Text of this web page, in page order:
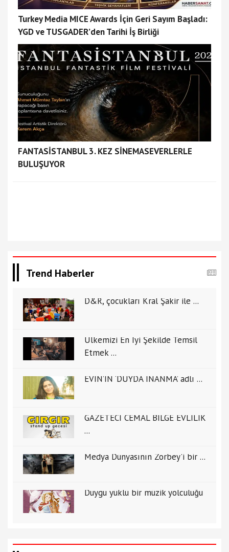
Turkey Media MICE Awards İçin Geri Sayım Başladı:
YGD ve TUSGADER’den Tarihi İş Birliği
FANTASİSTANBUL 3. KEZ SİNEMASEVERLERLE
BULUŞUYOR
Trend Haberler
D&R, çocukları Kral Şakir ile ...
Ülkemizi En İyi Şekilde Temsil
Etmek ...
EVİN’İN ‘DUYDA İNANMA’ adlı ...
GAZETECİ CEMAL BİLGE EVLİLİK
...
Medya Dünyasının Zorbey'i bir ...
Duygu yüklü bir müzik yolculuğu